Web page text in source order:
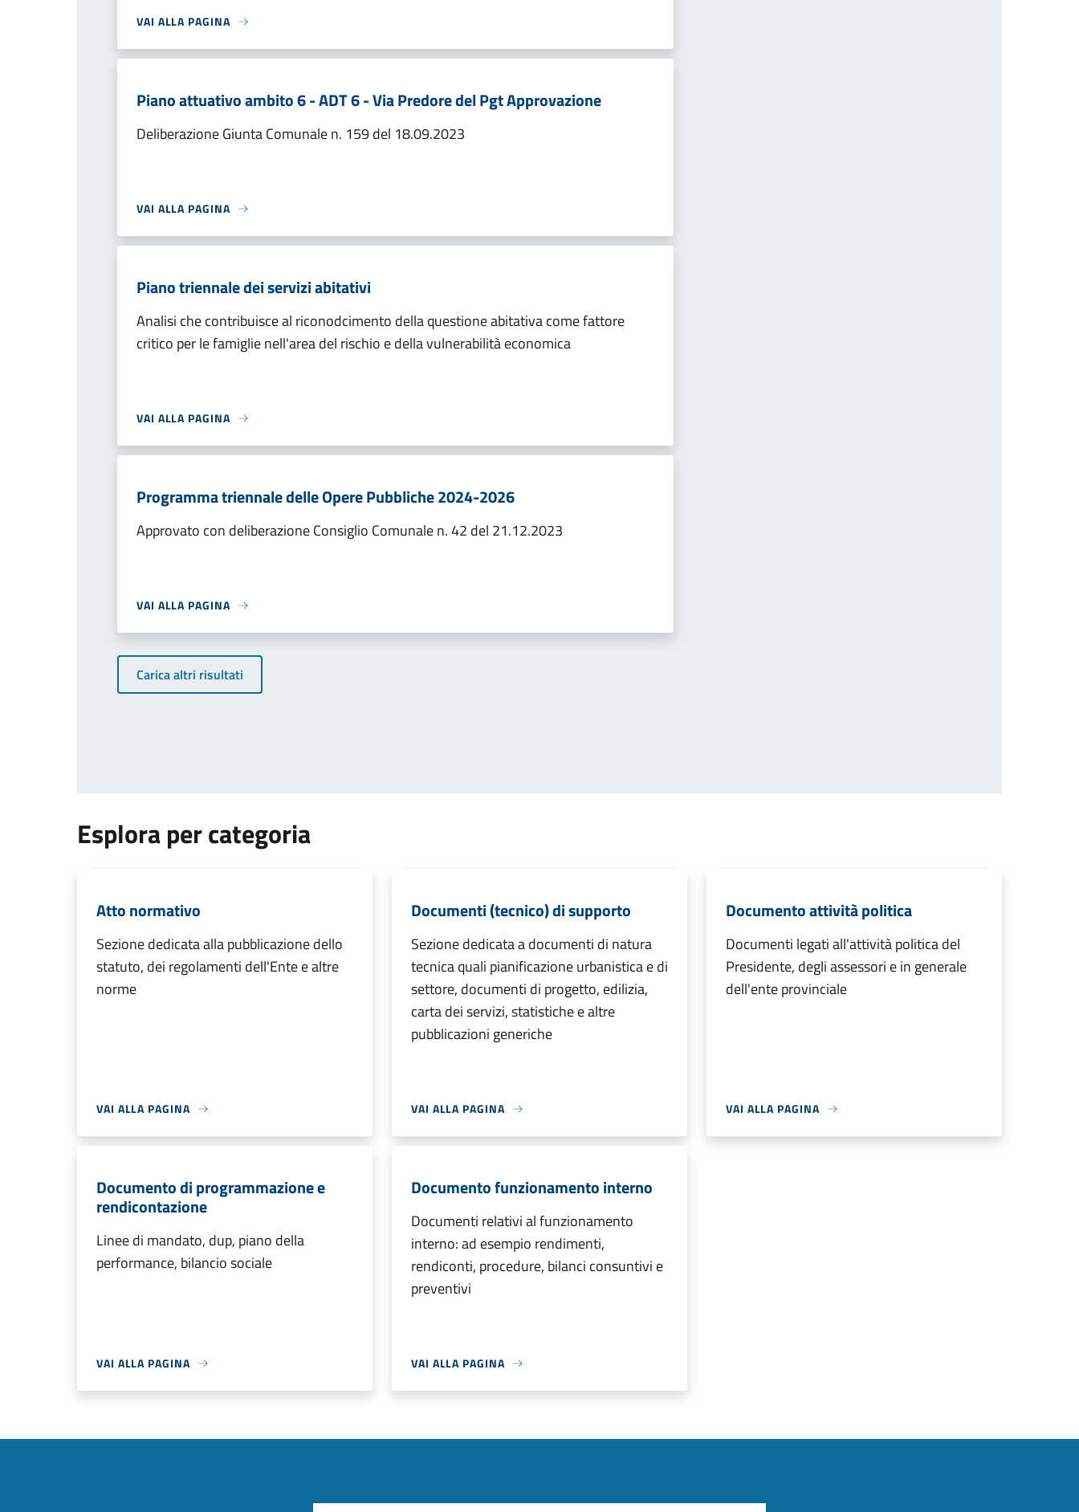
VAI ALLA PAGINA
Piano attuativo ambito 6 - ADT 6 - Via Predore del Pgt Approvazione
Deliberazione Giunta Comunale n. 159 del 18.09.2023
VAI ALLA PAGINA
Piano triennale dei servizi abitativi
Analisi che contribuisce al riconodcimento della questione abitativa come fattore
critico per le famiglie nell'area del rischio e della vulnerabilità economica
VAI ALLA PAGINA
Programma triennale delle Opere Pubbliche 2024-2026
Approvato con deliberazione Consiglio Comunale n. 42 del 21.12.2023
VAI ALLA PAGINA
Carica altri risultati
Esplora per categoria
Atto normativo
Sezione dedicata alla pubblicazione dello
statuto, dei regolamenti dell'Ente e altre
norme
VAI ALLA PAGINA
Documenti (tecnico) di supporto
Sezione dedicata a documenti di natura
tecnica quali pianificazione urbanistica e di
settore, documenti di progetto, edilizia,
carta dei servizi, statistiche e altre
pubblicazioni generiche
VAI ALLA PAGINA
Documento attività politica
Documenti legati all'attività politica del
Presidente, degli assessori e in generale
dell'ente provinciale
VAI ALLA PAGINA
Documento di programmazione e
rendicontazione
Linee di mandato, dup, piano della
performance, bilancio sociale
VAI ALLA PAGINA
Documento funzionamento interno
Documenti relativi al funzionamento
interno: ad esempio rendimenti,
rendiconti, procedure, bilanci consuntivi e
preventivi
VAI ALLA PAGINA